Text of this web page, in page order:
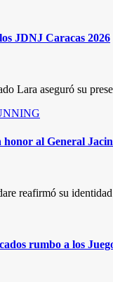
JDNJ Caracas 2026
Lara aseguró su
al General
reafirmó su
rumbo a los